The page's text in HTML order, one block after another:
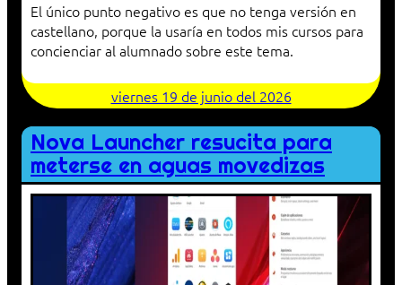
El único punto negativo es que no tenga versión en
castellano, porque la usaría en todos mis cursos para
concienciar al alumnado sobre este tema.
viernes 19 de junio del 2026
Nova Launcher resucita para
meterse en aguas movedizas